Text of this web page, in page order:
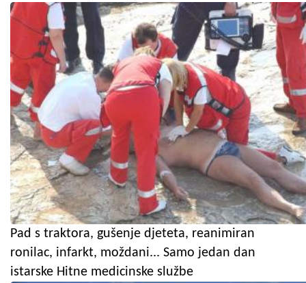
Pad s traktora, gušenje djeteta, reanimiran
ronilac, infarkt, moždani... Samo jedan dan
istarske Hitne medicinske službe